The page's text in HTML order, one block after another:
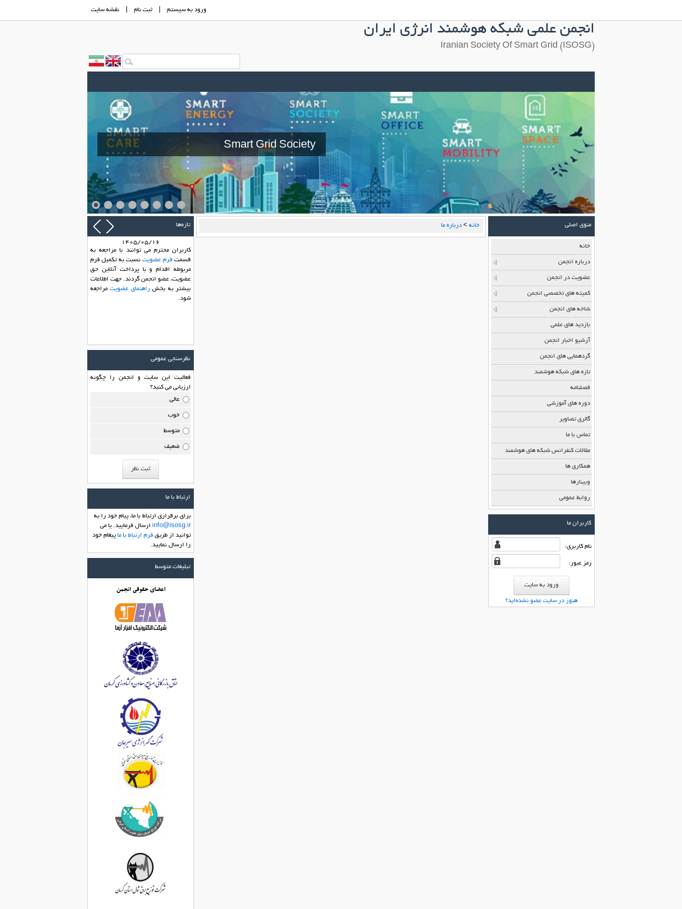
ورود به سيستم ثبت نام نقشه سايت
انجمن علمی شبکه هوشمند انرژی ایران
(Iranian Society Of Smart Grid (ISOSG
Smart Grid Society
منوی اصلی
خانه
درباره انجمن
عضویت در انجمن
کمیته های تخصصی انجمن
شاخه های انجمن
بازدید های علمی
آرشیو اخبار انجمن
گردهمایی های انجمن
تازه های شبکه هوشمند
فصلنامه
دوره های آموزشی
گالری تصاویر
تماس با ما
مقالات کنفرانس شبکه های هوشمند
همکاری ها
وبینارها
روابط عمومی
کاربران ما
نام كاربری:
رمز عبور:
هنوز در سایت عضو نشده‌اید؟
خانه > درباره ما تازه‌ها
1405/05/16
کاربران محترم می توانند با مراجعه به
قسمت فرم عضویتنسبت به تکمیل فرم
مربوطه اقدام و با پرداخت آنلاین حق
عضویت، عضو انجمن گردند. جهت اطلاعات
بیشتر به بخش راهنمای عضویتمراجعه
شود.
نظرسنجی عمومی
فعالیت این سایت و انجمن را چگونه
ارزیابی می کنید؟
عالی
خوب
متوسط
ضعیف
ارتباط با ما
براي برقراري ارتباط با ما، پیام خود را به
info@isosg.ir ارسال فرماييد. یا می
توانید از طریق فرم ارتباط با ما پیغام خود
را ارسال نمایید.
تبلیغات متوسط
اعضای حقوقی انجمن